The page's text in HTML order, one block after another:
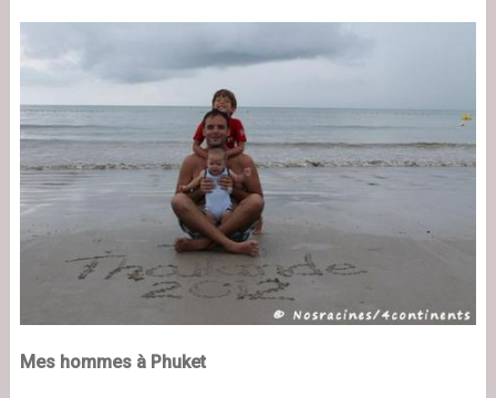
Mes hommes à Phuket